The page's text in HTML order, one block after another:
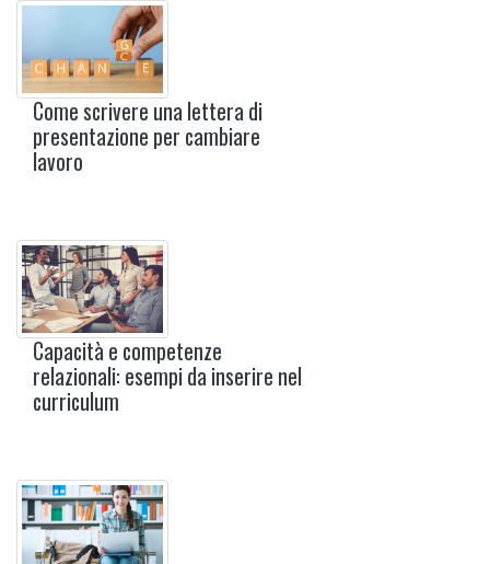
Come scrivere una lettera di
presentazione per cambiare
lavoro
Capacità e competenze
relazionali: esempi da inserire nel
curriculum